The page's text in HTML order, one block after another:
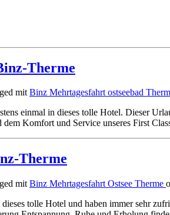
Therme
mitBinz Mehrtagesfahrtostseebad
einmal in dieses tolle Hotel. Dieser
dem Komfort und Service unseres First
Therme
mit Binz Mehrtagesfahrt Ostsee Therme
tolle Hotel und haben immer sehr